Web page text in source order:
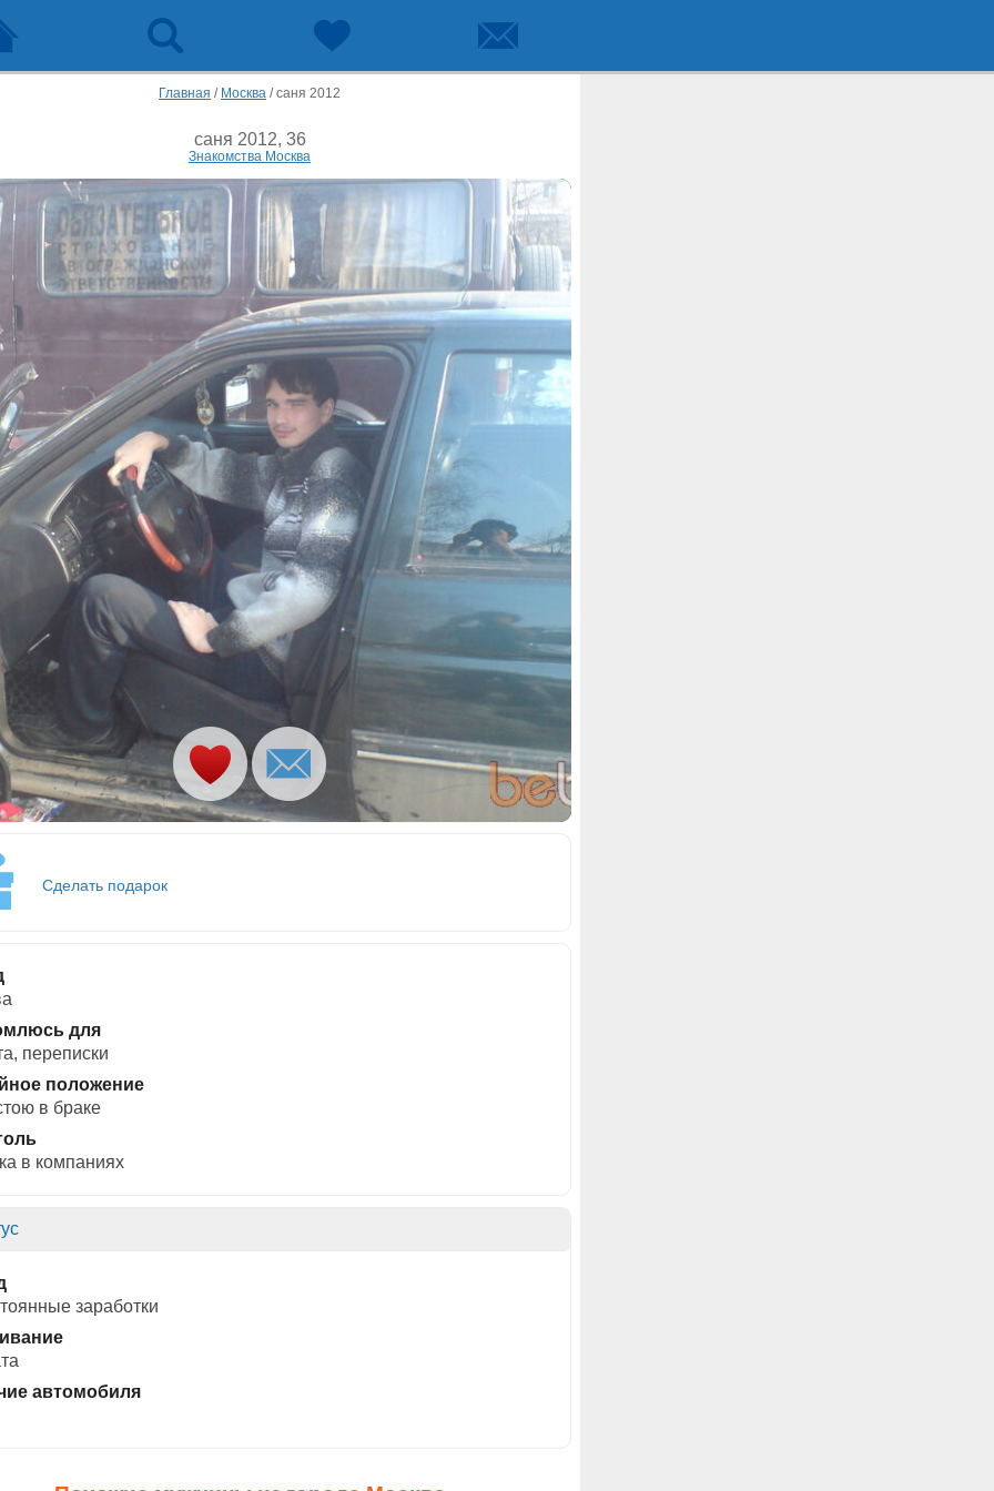
Главная / Москва /саня 2012
саня 2012, 36
Знакомства Москва
Сделать подарок
для
переписки
положение
в браке
в компаниях
заработки
автомобиля